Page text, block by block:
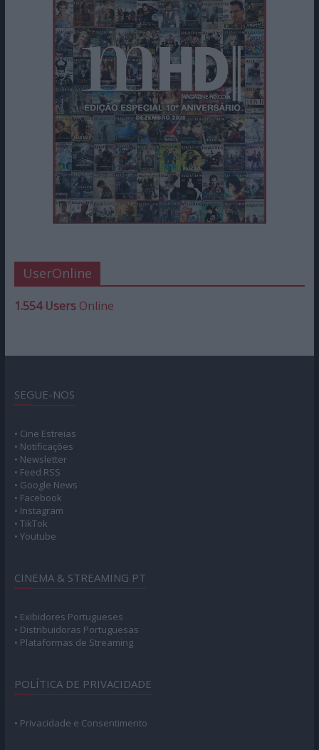
UserOnline
1.554 UsersOnline
SEGUE-NOS
• Cine Estreias
• Notificações
• Newsletter
• Feed RSS
• Google News
• Facebook
• Instagram
• TikTok
• Youtube
CINEMA & STREAMING PT
• Exibidores Portugueses
• Distribuidoras Portuguesas
• Plataformas de Streaming
POLÍTICA DE PRIVACIDADE
• Privacidade e Consentimento